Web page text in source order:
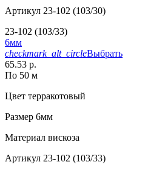
Артикул 23-102 (103/30)
23-102 (103/33)
6мм
checkmark_alt_circleВыбрать
65.53 р.
По 50 м
Цвет терракотовый
Размер 6мм
Материал вискоза
Артикул 23-102 (103/33)